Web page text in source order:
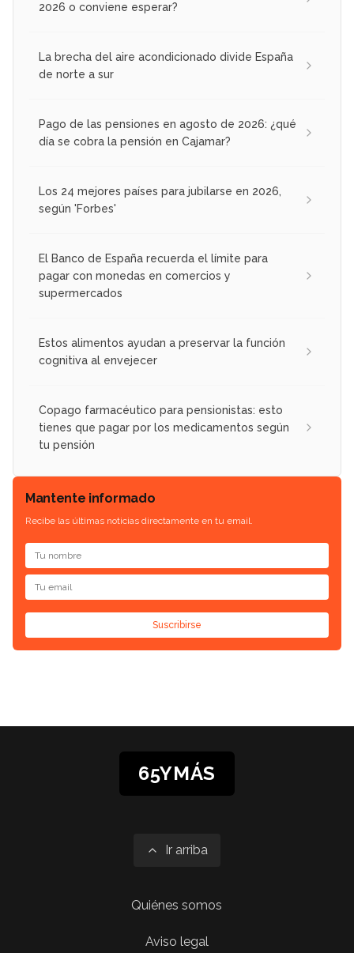
2026 o conviene esperar?
La brecha del aire acondicionado divide España
de norte a sur
Pago de las pensiones en agosto de 2026: ¿qué
día se cobra la pensión en Cajamar?
Los 24 mejores países para jubilarse en 2026,
según 'Forbes'
El Banco de España recuerda el límite para
pagar con monedas en comercios y
supermercados
Estos alimentos ayudan a preservar la función
cognitiva al envejecer
Copago farmacéutico para pensionistas: esto
tienes que pagar por los medicamentos según
tu pensión
Mantente informado
Recibe las últimas noticias directamente en tu email.
Suscribirse
65YMÁS
Ir arriba
Quiénes somos
Aviso legal